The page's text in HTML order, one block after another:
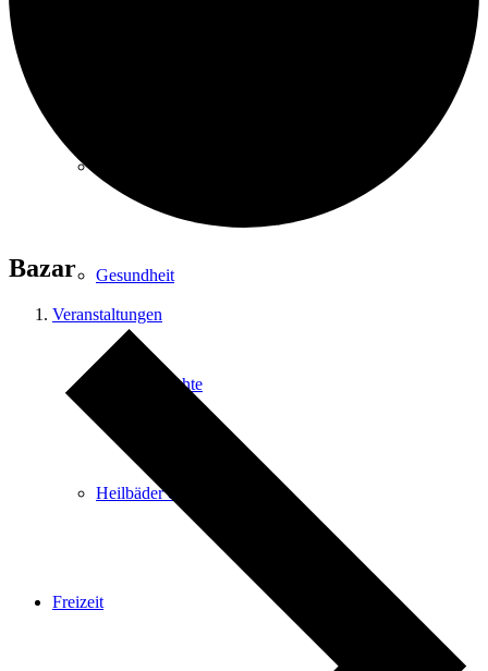
Gesundheit
Stadtgeschichte
Heilbäder & Kurorte
Freizeit
Bazar
Veranstaltungen